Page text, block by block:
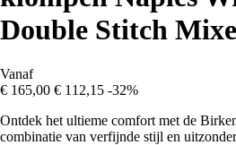
Double Stitch
Vanaf
€ 165,00 € 112,15 -32%
Ontdek het ultieme comfort met de
combinatie van verfijnde stijl en